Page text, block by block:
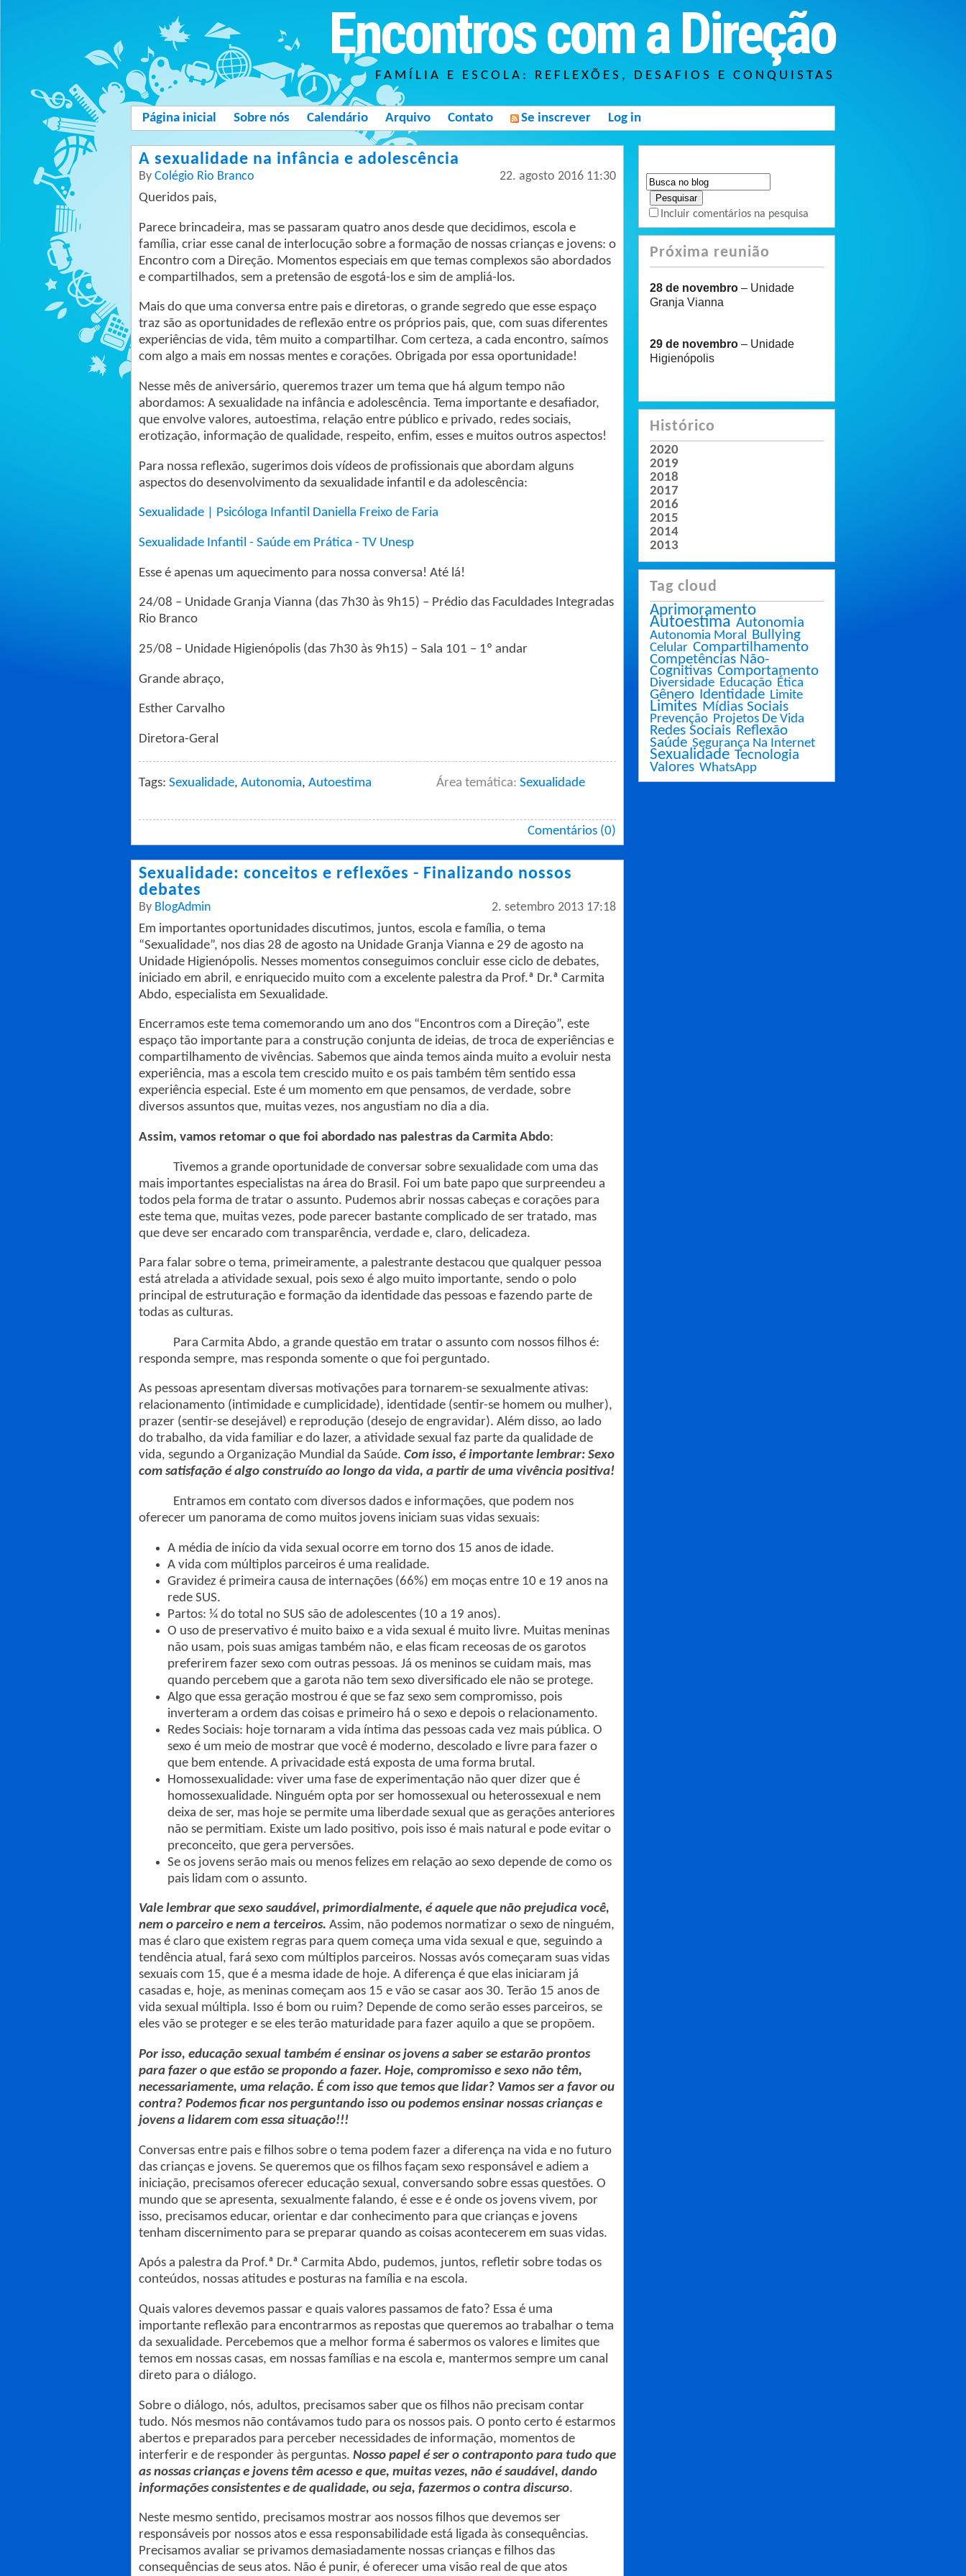
Encontros com a Direção
FAMÍLIA E ESCOLA: REFLEXÕES, DESAFIOS E CONQUISTAS
Página inicial Sobre nós Calendário Arquivo Contato Se inscrever Log in
A sexualidade na infância e adolescência
By Colégio Rio Branco 22. agosto 2016 11:30
Queridos pais,
Parece brincadeira, mas se passaram quatro anos desde que decidimos, escola e
família, criar esse canal de interlocução sobre a formação de nossas crianças e jovens: o
Encontro com a Direção. Momentos especiais em que temas complexos são abordados
e compartilhados, sem a pretensão de esgotá-los e sim de ampliá-los.
Mais do que uma conversa entre pais e diretoras, o grande segredo que esse espaço
traz são as oportunidades de reflexão entre os próprios pais, que, com suas diferentes
experiências de vida, têm muito a compartilhar. Com certeza, a cada encontro, saímos
com algo a mais em nossas mentes e corações. Obrigada por essa oportunidade!
Nesse mês de aniversário, queremos trazer um tema que há algum tempo não
abordamos: A sexualidade na infância e adolescência. Tema importante e desafiador,
que envolve valores, autoestima, relação entre público e privado, redes sociais,
erotização, informação de qualidade, respeito, enfim, esses e muitos outros aspectos!
Para nossa reflexão, sugerimos dois vídeos de profissionais que abordam alguns
aspectos do desenvolvimento da sexualidade infantil e da adolescência:
Sexualidade | Psicóloga Infantil Daniella Freixo de Faria
Sexualidade Infantil - Saúde em Prática - TV Unesp
Esse é apenas um aquecimento para nossa conversa! Até lá!
24/08 – Unidade Granja Vianna (das 7h30 às 9h15) – Prédio das Faculdades Integradas
Rio Branco
25/08 – Unidade Higienópolis (das 7h30 às 9h15) – Sala 101 – 1º andar
Grande abraço,
Esther Carvalho
Diretora-Geral
Área temática: Sexualidade
Tags: Sexualidade, Autonomia, Autoestima
Comentários (0)
Sexualidade: conceitos e reflexões - Finalizando nossos
debates
By BlogAdmin 2. setembro 2013 17:18
Em importantes oportunidades discutimos, juntos, escola e família, o tema
“Sexualidade”, nos dias 28 de agosto na Unidade Granja Vianna e 29 de agosto na
Unidade Higienópolis. Nesses momentos conseguimos concluir esse ciclo de debates,
iniciado em abril, e enriquecido muito com a excelente palestra da Prof.ª Dr.ª Carmita
Abdo, especialista em Sexualidade.
Encerramos este tema comemorando um ano dos “Encontros com a Direção”, este
espaço tão importante para a construção conjunta de ideias, de troca de experiências e
compartilhamento de vivências. Sabemos que ainda temos ainda muito a evoluir nesta
experiência, mas a escola tem crescido muito e os pais também têm sentido essa
experiência especial. Este é um momento em que pensamos, de verdade, sobre
diversos assuntos que, muitas vezes, nos angustiam no dia a dia.
Assim, vamos retomar o que foi abordado nas palestras da Carmita Abdo:
Tivemos a grande oportunidade de conversar sobre sexualidade com uma das
mais importantes especialistas na área do Brasil. Foi um bate papo que surpreendeu a
todos pela forma de tratar o assunto. Pudemos abrir nossas cabeças e corações para
este tema que, muitas vezes, pode parecer bastante complicado de ser tratado, mas
que deve ser encarado com transparência, verdade e, claro, delicadeza.
Para falar sobre o tema, primeiramente, a palestrante destacou que qualquer pessoa
está atrelada a atividade sexual, pois sexo é algo muito importante, sendo o polo
principal de estruturação e formação da identidade das pessoas e fazendo parte de
todas as culturas.
Para Carmita Abdo, a grande questão em tratar o assunto com nossos filhos é:
responda sempre, mas responda somente o que foi perguntado.
As pessoas apresentam diversas motivações para tornarem-se sexualmente ativas:
relacionamento (intimidade e cumplicidade), identidade (sentir-se homem ou mulher),
prazer (sentir-se desejável) e reprodução (desejo de engravidar). Além disso, ao lado
do trabalho, da vida familiar e do lazer, a atividade sexual faz parte da qualidade de
vida, segundo a Organização Mundial da Saúde. Com isso, é importante lembrar: Sexo
com satisfação é algo construído ao longo da vida, a partir de uma vivência positiva!
Entramos em contato com diversos dados e informações, que podem nos
oferecer um panorama de como muitos jovens iniciam suas vidas sexuais:
A média de início da vida sexual ocorre em torno dos 15 anos de idade.
A vida com múltiplos parceiros é uma realidade.
Gravidez é primeira causa de internações (66%) em moças entre 10 e 19 anos na
rede SUS.
Partos: ¼ do total no SUS são de adolescentes (10 a 19 anos).
O uso de preservativo é muito baixo e a vida sexual é muito livre. Muitas meninas
não usam, pois suas amigas também não, e elas ficam receosas de os garotos
preferirem fazer sexo com outras pessoas. Já os meninos se cuidam mais, mas
quando percebem que a garota não tem sexo diversificado ele não se protege.
Algo que essa geração mostrou é que se faz sexo sem compromisso, pois
inverteram a ordem das coisas e primeiro há o sexo e depois o relacionamento.
Redes Sociais: hoje tornaram a vida íntima das pessoas cada vez mais pública. O
sexo é um meio de mostrar que você é moderno, descolado e livre para fazer o
que bem entende. A privacidade está exposta de uma forma brutal.
Homossexualidade: viver uma fase de experimentação não quer dizer que é
homossexualidade. Ninguém opta por ser homossexual ou heterossexual e nem
deixa de ser, mas hoje se permite uma liberdade sexual que as gerações anteriores
não se permitiam. Existe um lado positivo, pois isso é mais natural e pode evitar o
preconceito, que gera perversões.
Se os jovens serão mais ou menos felizes em relação ao sexo depende de como os
pais lidam com o assunto.
Vale lembrar que sexo saudável, primordialmente, é aquele que não prejudica você,
nem o parceiro e nem a terceiros. Assim, não podemos normatizar o sexo de ninguém,
mas é claro que existem regras para quem começa uma vida sexual e que, seguindo a
tendência atual, fará sexo com múltiplos parceiros. Nossas avós começaram suas vidas
sexuais com 15, que é a mesma idade de hoje. A diferença é que elas iniciaram já
casadas e, hoje, as meninas começam aos 15 e vão se casar aos 30. Terão 15 anos de
vida sexual múltipla. Isso é bom ou ruim? Depende de como serão esses parceiros, se
eles vão se proteger e se eles terão maturidade para fazer aquilo a que se propõem.
Por isso, educação sexual também é ensinar os jovens a saber se estarão prontos
para fazer o que estão se propondo a fazer. Hoje, compromisso e sexo não têm,
necessariamente, uma relação. É com isso que temos que lidar? Vamos ser a favor ou
contra? Podemos ficar nos perguntando isso ou podemos ensinar nossas crianças e
jovens a lidarem com essa situação!!!
Conversas entre pais e filhos sobre o tema podem fazer a diferença na vida e no futuro
das crianças e jovens. Se queremos que os filhos façam sexo responsável e adiem a
iniciação, precisamos oferecer educação sexual, conversando sobre essas questões. O
mundo que se apresenta, sexualmente falando, é esse e é onde os jovens vivem, por
isso, precisamos educar, orientar e dar conhecimento para que crianças e jovens
tenham discernimento para se preparar quando as coisas acontecerem em suas vidas.
Após a palestra da Prof.ª Dr.ª Carmita Abdo, pudemos, juntos, refletir sobre todas os
conteúdos, nossas atitudes e posturas na família e na escola.
Quais valores devemos passar e quais valores passamos de fato? Essa é uma
importante reflexão para encontrarmos as repostas que queremos ao trabalhar o tema
da sexualidade. Percebemos que a melhor forma é sabermos os valores e limites que
temos em nossas casas, em nossas famílias e na escola e, mantermos sempre um canal
direto para o diálogo.
Sobre o diálogo, nós, adultos, precisamos saber que os filhos não precisam contar
tudo. Nós mesmos não contávamos tudo para os nossos pais. O ponto certo é estarmos
abertos e preparados para perceber necessidades de informação, momentos de
interferir e de responder às perguntas. Nosso papel é ser o contraponto para tudo que
as nossas crianças e jovens têm acesso e que, muitas vezes, não é saudável, dando
informações consistentes e de qualidade, ou seja, fazermos o contra discurso.
Neste mesmo sentido, precisamos mostrar aos nossos filhos que devemos ser
responsáveis por nossos atos e essa responsabilidade está ligada às consequências.
Precisamos avaliar se privamos demasiadamente nossas crianças e filhos das
consequências de seus atos. Não é punir, é oferecer uma visão real de que atos
Incluir comentários na pesquisa
Próxima reunião
28 de novembro– Unidade
Granja Vianna
29 de novembro – Unidade
Higienópolis
Histórico
2020
2019
2018
2017
2016
2015
2014
2013
Tag cloud
Aprimoramento
Autoestima Autonomia
Autonomia Moral Bullying
Celular Compartilhamento
Competências Não-
Cognitivas Comportamento
Diversidade Educação Ética
Gênero Identidade Limite
Limites Mídias Sociais
Prevenção Projetos De Vida
Redes Sociais Reflexão
Saúde Segurança Na Internet
Sexualidade Tecnologia
Valores WhatsApp